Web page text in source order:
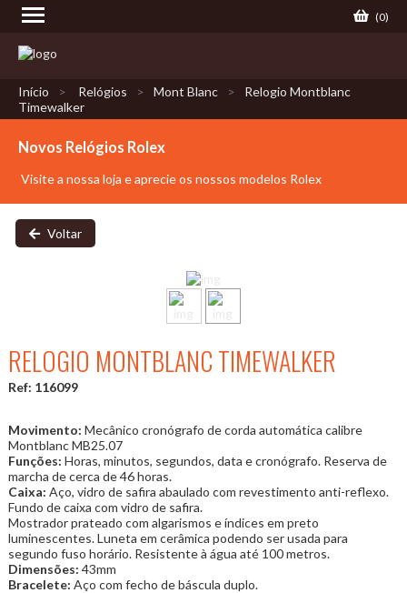
(0)
Início Relógios Mont Blanc
Relogio Montblanc
Timewalker
Novos Relógios Rolex
Visite a nossa loja e aprecie os nossos modelos Rolex
Voltar
RELOGIO MONTBLANC TIMEWALKER
Ref: 116099
Movimento: Mecânico cronógrafo de corda automática calibre
Montblanc MB25.07
Funções: Horas, minutos, segundos, data e cronógrafo. Reserva de
marcha de cerca de 46 horas.
Caixa: Aço, vidro de safira abaulado com revestimento anti-reflexo.
Fundo de caixa com vidro de safira.
Mostrador prateado com algarismos e índices em preto
luminescentes. Luneta em cerâmica podendo ser usada para
segundo fuso horário. Resistente à água até 100 metros.
Dimensões: 43mm
Bracelete: Aço com fecho de báscula duplo.